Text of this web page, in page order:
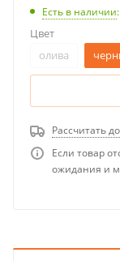
Есть в наличии
Цвет
олива
Рассчитать
Если товар
ожидания и